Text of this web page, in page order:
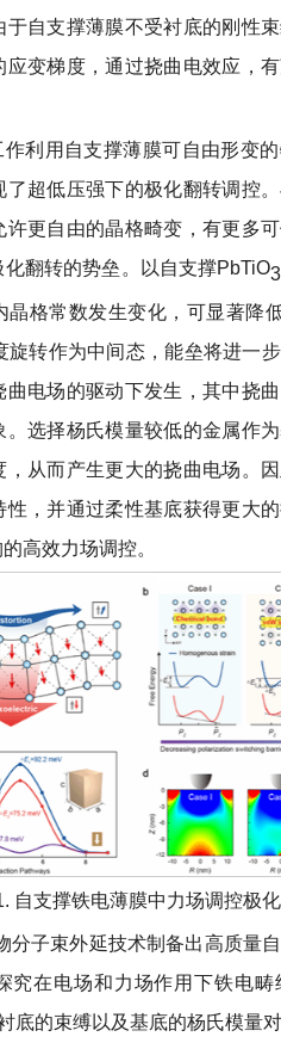
自支撑薄膜不受衬底的刚性
变梯度，通过挠曲电效应，
利用自支撑薄膜可自由形变
了超低压强下的极化翻转调控
许更自由的晶格畸变，有更多
翻转的势垒。以自支撑PbTiO3
晶格常数发生变化，可显著降
旋转作为中间态，能垒将进一
电场的驱动下发生，其中挠
选择杨氏模量较低的金属作
从而产生更大的挠曲电场。
，并通过柔性基底获得更大
高效力场调控。
自支撑铁电薄膜中力场调控极
分子束外延技术制备出高质量
究在电场和力场作用下铁电
底的束缚以及基底的杨氏模量